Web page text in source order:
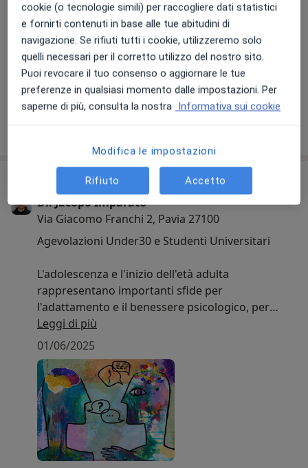
Visualizza galleria (6)
Pagamento online accettato
Risparmia tempo prima della visita.
Comunicazioni importanti
Dr. Jacopo Imparato
Via Giacomo Franchi 2, Pavia 27100
Agevolazioni Under30 e Studenti Universitari
L'adolescenza e l'inizio dell'età adulta
rappresentano importanti sfide per
l'adattamento e il benessere psicologico, per
questo prevedo tariffe agevolate per clienti al di
sotto dei 30 anni e/o iscritti all'Università.
Leggi di più
01/06/2025
cookie (o tecnologie simili) per raccogliere dati statistici
e fornirti contenuti in base alle tue abitudini di
navigazione. Se rifiuti tutti i cookie, utilizzeremo solo
quelli necessari per il corretto utilizzo del nostro sito.
Puoi revocare il tuo consenso o aggiornare le tue
preferenze in qualsiasi momento dalle impostazioni. Per
saperne di più, consulta la nostra Informativa sui cookie
Modifica le impostazioni
Rifiuto Accetto